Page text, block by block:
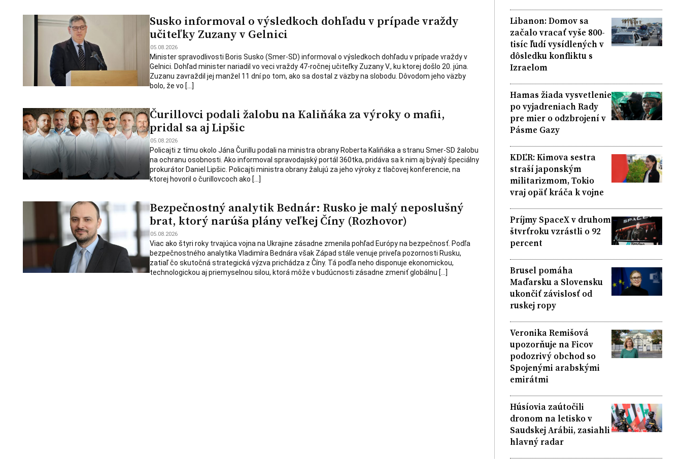
Susko informoval o výsledkoch dohľadu v prípade vraždy
učiteľky Zuzany v Gelnici
05.08.2026
Minister spravodlivosti Boris Susko (Smer-SD) informoval o výsledkoch dohľadu v prípade vraždy v
Gelnici. Dohľad minister nariadil vo veci vraždy 47-ročnej učiteľky Zuzany V., ku ktorej došlo 20. júna.
Zuzanu zavraždil jej manžel 11 dní po tom, ako sa dostal z väzby na slobodu. Dôvodom jeho väzby
bolo, že vo […]
Čurillovci podali žalobu na Kaliňáka za výroky o mafii,
pridal sa aj Lipšic
05.08.2026
Policajti z tímu okolo Jána Čurillu podali na ministra obrany Roberta Kaliňáka a stranu Smer-SD žalobu
na ochranu osobnosti. Ako informoval spravodajský portál 360tka, pridáva sa k nim aj bývalý špeciálny
prokurátor Daniel Lipšic. Policajti ministra obrany žalujú za jeho výroky z tlačovej konferencie, na
ktorej hovoril o čurillovcoch ako […]
Bezpečnostný analytik Bednár: Rusko je malý neposlušný
brat, ktorý narúša plány veľkej Číny (Rozhovor)
05.08.2026
Viac ako štyri roky trvajúca vojna na Ukrajine zásadne zmenila pohľad Európy na bezpečnosť. Podľa
bezpečnostného analytika Vladimíra Bednára však Západ stále venuje priveľa pozornosti Rusku,
zatiaľ čo skutočná strategická výzva prichádza z Číny. Tá podľa neho disponuje ekonomickou,
technologickou aj priemyselnou silou, ktorá môže v budúcnosti zásadne zmeniť globálnu […]
Libanon: Domov sa
začalo vracať vyše 800-
tisíc ľudí vysídlených v
dôsledku konfliktu s
Izraelom
Hamas žiada vysvetlenie
po vyjadreniach Rady
pre mier o odzbrojení v
Pásme Gazy
KDĽR: Kimova sestra
straší japonským
militarizmom, Tokio
vraj opäť kráča k vojne
Príjmy SpaceX v druhom
štvrťroku vzrástli o 92
percent
Brusel pomáha
Maďarsku a Slovensku
ukončiť závislosť od
ruskej ropy
Veronika Remišová
upozorňuje na Ficov
podozrivý obchod so
Spojenými arabskými
emirátmi
Húsíovia zaútočili
dronom na letisko v
Saudskej Arábii, zasiahli
hlavný radar